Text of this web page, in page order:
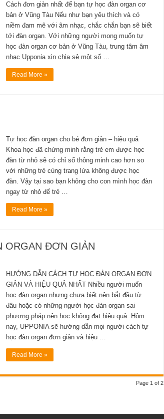
Cách đơn giản nhất để bạn tự học đàn organ cơ
bản ở Vũng Tàu Nếu như bạn yêu thích và có
niềm đam mê với âm nhạc, chắc chắn bạn sẽ biết
tới đàn organ. Với những người mong muốn tự
học đàn organ cơ bản ở Vũng Tàu, trung tâm âm
nhạc Upponia xin chia sẻ một số …
Read More »
Tự học đàn organ cho bé đơn giản – hiệu quả
Khoa học đã chứng minh rằng trẻ em được học
đàn từ nhỏ sẽ có chỉ số thông minh cao hơn so
với những trẻ cùng trang lứa không được học
đàn. Vậy tại sao bạn không cho con mình học đàn
ngay từ nhỏ để trẻ …
Read More »
ORGAN ĐƠN GIẢN
HƯỚNG DẪN CÁCH TỰ HỌC ĐÀN ORGAN ĐƠN
GIẢN VÀ HIỆU QUẢ NHẤT Nhiều người muốn
học đàn organ nhưng chưa biết nên bắt đầu từ
đâu hoặc có những người học đàn organ sai
phương pháp nên học không đạt hiệu quả. Hôm
nay, UPPONIA sẽ hướng dẫn mọi người cách tự
học đàn organ đơn giản và hiệu …
Read More »
Page 1 of 2